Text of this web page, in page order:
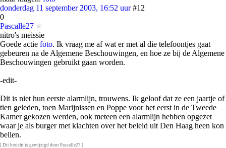
donderdag 11 september 2003, 16:52 uur #12
0
Pascalle27
nitro's meissie
Goede actie foto. Ik vraag me af wat er met al die telefoontjes gaat
gebeuren na de Algemene Beschouwingen, en hoe ze bij de Algemene
Beschouwingen gebruikt gaan worden.
-edit-
Dit is niet hun eerste alarmlijn, trouwens. Ik geloof dat ze een jaartje of
tien geleden, toen Marijnissen en Poppe voor het eerst in de Tweede
Kamer gekozen werden, ook meteen een alarmlijn hebben opgezet
waar je als burger met klachten over het beleid uit Den Haag heen kon
bellen.
[ Dit bericht is gewijzigd door Pascalle27 ]